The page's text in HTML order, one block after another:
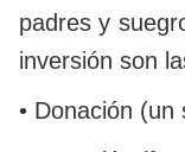
padres y
inversión son
• Donación